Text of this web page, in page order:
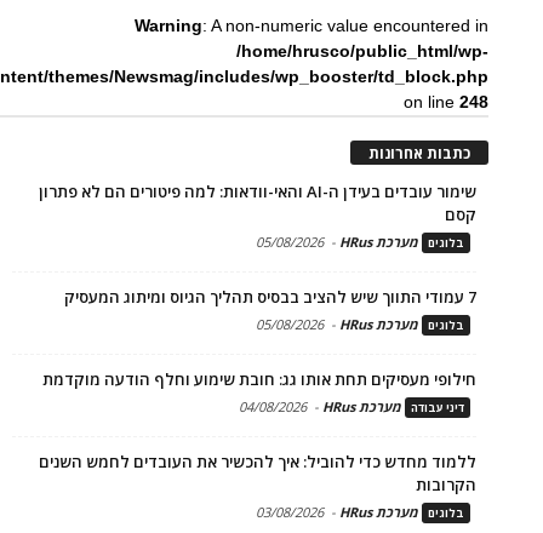
Warning: A non-numeric value encountered in
/home/hrusco/public_html/wp-
themes/Newsmag/includes/wp_booster/td_block.php
on line248
כתבות אחרונות
שימור עובדים בעידן ה-AI והאי-וודאות: למה פיטורים הם לא פתרון
קסם
בלוגים מערכת HRus -
05/08/2026
7 עמודי התווך שיש להציב בבסיס תהליך הגיוס ומיתוג המעסיק
בלוגים מערכת HRus -
05/08/2026
חילופי מעסיקים תחת אותו גג: חובת שימוע וחלף הודעה מוקדמת
דיני עבודה מערכת HRus -
04/08/2026
ללמוד מחדש כדי להוביל: איך להכשיר את העובדים לחמש השנים
הקרובות
בלוגים מערכת HRus -
03/08/2026